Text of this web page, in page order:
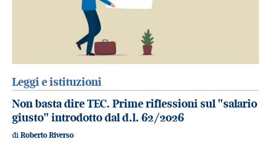
Leggi e istituzioni
Non basta dire TEC. Prime riflessioni sul "salario
giusto" introdotto dal d.l. 62/2026
di Roberto Riverso